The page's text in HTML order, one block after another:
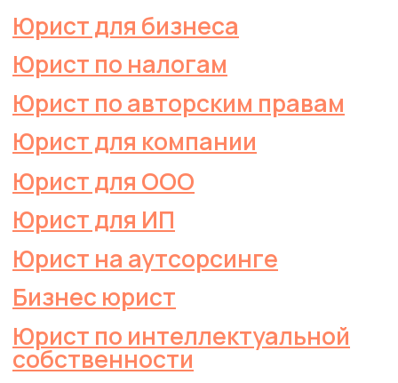
Закажите звонок
даю согласие на обработку персональных данных и
конфиденциальности
Позвоните мне
Навигация
Услуги для бизнеса
О компании
Услуги
Контакты
публичной офертой